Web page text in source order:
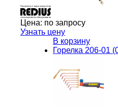
Цена: по запросу
Узнать цену
В корзину
Горелка 206-01